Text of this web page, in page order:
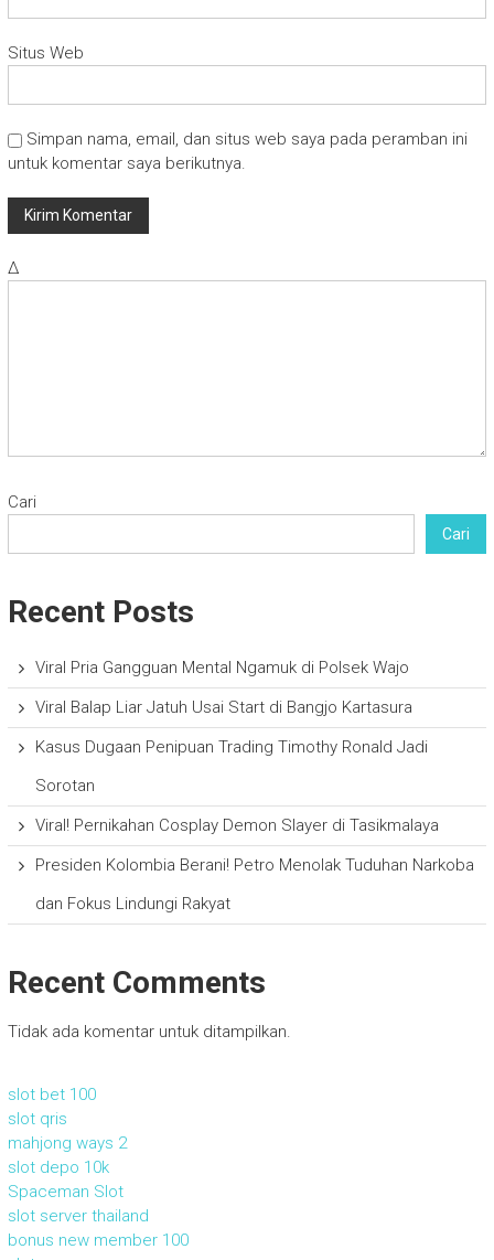
Situs Web
Simpan nama, email, dan situs web saya pada peramban ini
untuk komentar saya berikutnya.
Δ
Cari
Cari
Recent Posts
Viral Pria Gangguan Mental Ngamuk di Polsek Wajo
Viral Balap Liar Jatuh Usai Start di Bangjo Kartasura
Kasus Dugaan Penipuan Trading Timothy Ronald Jadi
Sorotan
Viral! Pernikahan Cosplay Demon Slayer di Tasikmalaya
Presiden Kolombia Berani! Petro Menolak Tuduhan Narkoba
dan Fokus Lindungi Rakyat
Recent Comments
Tidak ada komentar untuk ditampilkan.
slot bet 100
slot qris
mahjong ways 2
slot depo 10k
Spaceman Slot
slot server thailand
bonus new member 100